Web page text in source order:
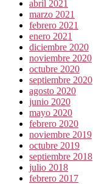
abril 2021
marzo 2021
febrero 2021
enero 2021
diciembre 2020
noviembre 2020
octubre 2020
septiembre 2020
agosto 2020
junio 2020
mayo 2020
febrero 2020
noviembre 2019
octubre 2019
septiembre 2018
julio 2018
febrero 2017